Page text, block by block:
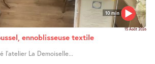
10 min
15 Août 2026
ennoblisseuse textile
l’atelier La Demoiselle...